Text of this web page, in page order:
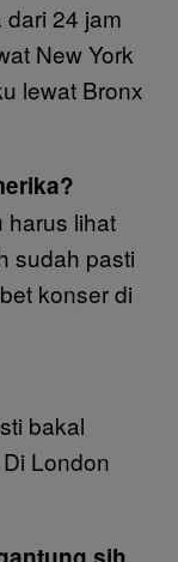
24 jam
New York
lewat Bronx
harus lihat
sudah pasti
konser di
bakal
London